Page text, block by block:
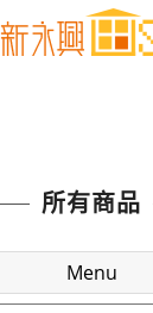
頂溪站 2 號出
無法加Line好
LINE官方
所有商品
Menu